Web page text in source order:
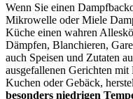
Wenn Sie einen
Mikrowelle oder Miele
Küche einen wahren
Dämpfen, Blanchieren,
auch Speisen und Zutaten
ausgefallenen Gerichten
Kuchen oder Gebäck,
besonders niedrigen